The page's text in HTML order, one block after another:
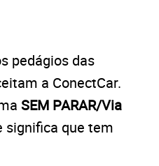
pedágios das
a ConectCar.
SEM PARAR/Via
significa que tem